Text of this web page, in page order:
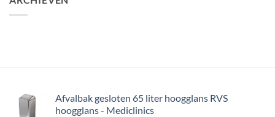
Afvalbak gesloten 65 liter hoogglans RVS
hoogglans - Mediclinics